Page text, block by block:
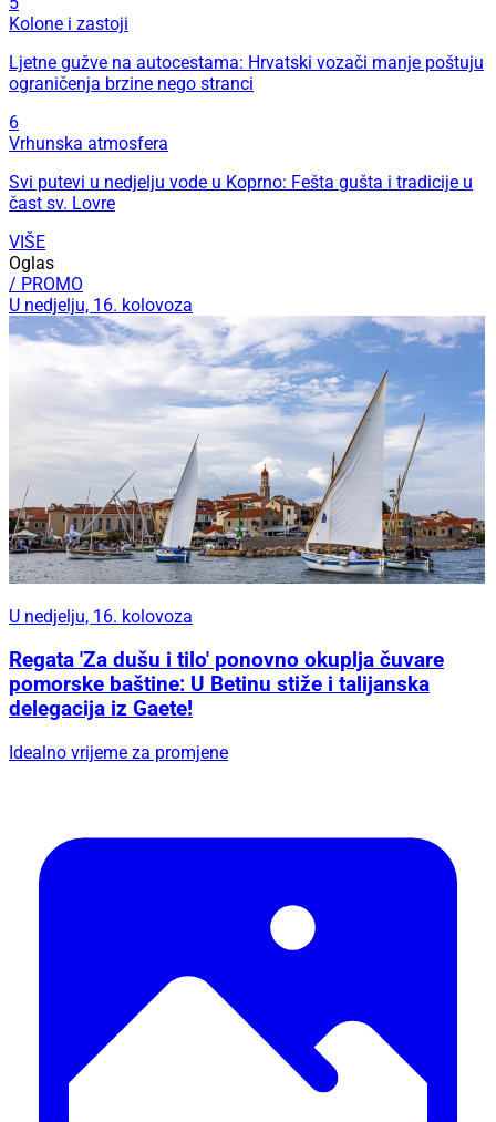
Kolone i zastoji
Ljetne gužve na autocestama: Hrvatski vozači manje poštuju
ograničenja brzine nego stranci
6
Vrhunska atmosfera
Svi putevi u nedjelju vode u Koprno: Fešta gušta i tradicije u
čast sv. Lovre
VIŠE
Oglas
/ PROMO
U nedjelju, 16. kolovoza
U nedjelju, 16. kolovoza
Regata 'Za dušu i tilo' ponovno okuplja čuvare
pomorske baštine: U Betinu stiže i talijanska
delegacija iz Gaete!
Idealno vrijeme za promjene